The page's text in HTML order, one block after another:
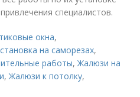
специалистов.
окна,
на саморезах,
работы,Жалюзи на
,Жалюзи к потолку,